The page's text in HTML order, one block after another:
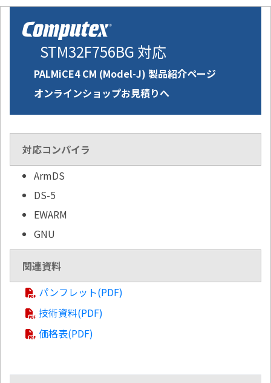
STM32F756BG 対応
PALMiCE4 CM (Model-J) 製品紹介ページ
オンラインショップお見積りへ
対応コンパイラ
ArmDS
DS-5
EWARM
GNU
関連資料
パンフレット(PDF)
技術資料(PDF)
価格表(PDF)